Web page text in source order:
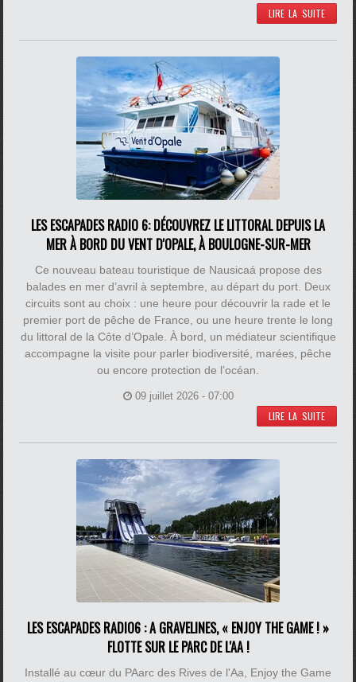
LIRE LA SUITE
LES ESCAPADES RADIO 6: DÉCOUVREZ LE LITTORAL DEPUIS LA
MER À BORD DU VENT D'OPALE, À BOULOGNE-SUR-MER
Ce nouveau bateau touristique de Nausicaá propose des
balades en mer d’avril à septembre, au départ du port. Deux
circuits sont au choix : une heure pour découvrir la rade et le
premier port de pêche de France, ou une heure trente le long
du littoral de la Côte d’Opale. À bord, un médiateur scientifique
accompagne la visite pour parler biodiversité, marées, pêche
ou encore protection de l’océan.
09 juillet 2026 - 07:00
LIRE LA SUITE
LES ESCAPADES RADIO6 : A GRAVELINES, « ENJOY THE GAME ! »
FLOTTE SUR LE PARC DE L'AA !
Installé au cœur du PAarc des Rives de l'Aa, Enjoy the Game